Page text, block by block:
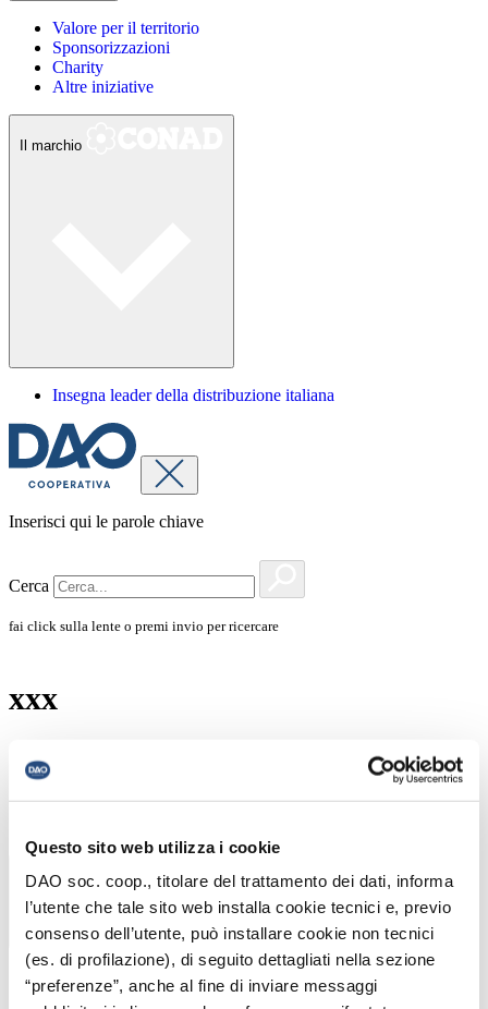
Questo sito web utilizza i cookie
DAO soc. coop., titolare del trattamento dei dati, informa
l’utente che tale sito web installa cookie tecnici e, previo
consenso dell’utente, può installare cookie non tecnici
(es. di profilazione), di seguito dettagliati nella sezione
“preferenze”, anche al fine di inviare messaggi
Valore per il territorio
Sponsorizzazioni
Charity
Altre iniziative
Il marchio
Insegna leader della distribuzione italiana
Inserisci qui le parole chiave
Cerca
fai click sulla lente o premi invio per ricercare
xxx
L’insegna più adatta al tuo negozio
Logistica e distribuzione